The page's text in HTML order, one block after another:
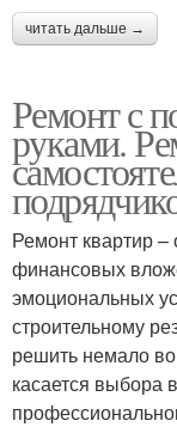
читать дальше →
Ремонт с
руками.
Ремонт квартир –
финансовых
эмоциональных
строительному
решить немало
касается выбора